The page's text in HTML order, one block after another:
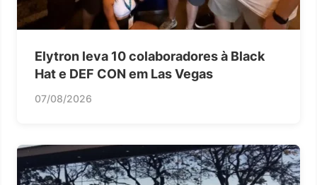
Elytron leva 10 colaboradores à Black
Hat e DEF CON em Las Vegas
07/08/2026